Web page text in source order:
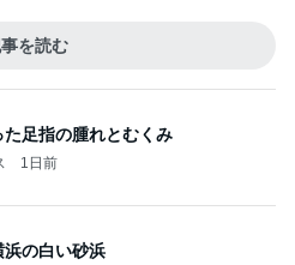
1日前
の白い砂浜
1日前
した甘いトマト